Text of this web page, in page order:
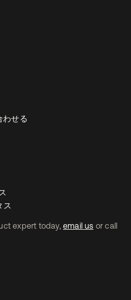
expert today, email us or call
わせる
ス